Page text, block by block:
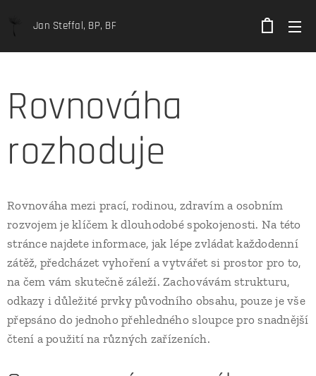
Jan Steffal, BP, BF
Rovnováha
rozhoduje
Rovnováha mezi prací, rodinou, zdravím a osobním
rozvojem je klíčem k dlouhodobé spokojenosti. Na této
stránce najdete informace, jak lépe zvládat každodenní
zátěž, předcházet vyhoření a vytvářet si prostor pro to,
na čem vám skutečně záleží. Zachovávám strukturu,
odkazy i důležité prvky původního obsahu, pouze je vše
přepsáno do jednoho přehledného sloupce pro snadnější
čtení a použití na různých zařízeních.